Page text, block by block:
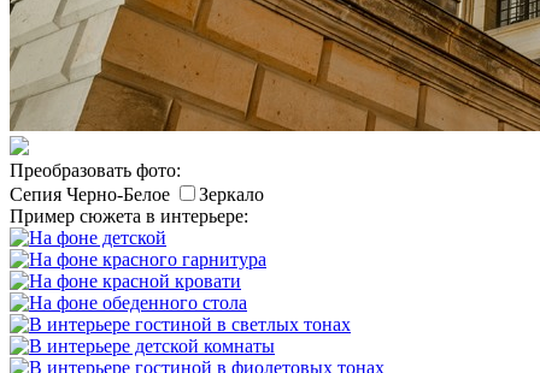
Преобразовать фото:
Сепия Черно-Белое
Зеркало
Пример сюжета в интерьере: